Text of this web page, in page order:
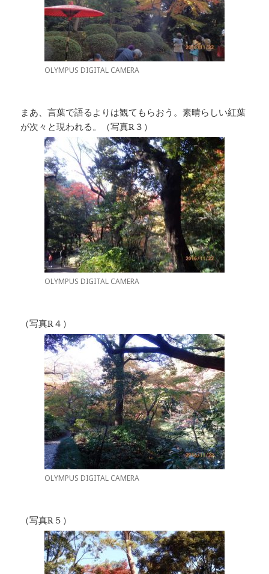
OLYMPUS DIGITAL CAMERA
まあ、言葉で語るよりは観てもらおう。素晴らしい紅葉
が次々と現われる。（写真R３）
OLYMPUS DIGITAL CAMERA
（写真R４）
OLYMPUS DIGITAL CAMERA
（写真R５）